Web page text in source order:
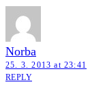
Norba
25. 3. 2013 at 23:41
REPLY